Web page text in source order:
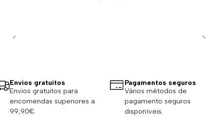
Envios gratuitos
Envios gratuitos para
encomendas superiores a
99,90€
Pagamentos seguros
Vários métodos de
pagamento seguros
disponíveis.